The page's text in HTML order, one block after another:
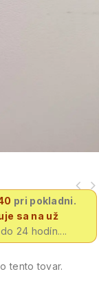
pri pokladni.
sa na už
24 hodín....
tento tovar.